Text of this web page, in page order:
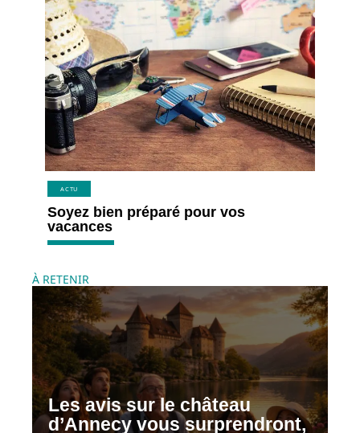
ACTU
Soyez bien préparé pour vos
vacances
À RETENIR
Les avis sur le château
d’Annecy vous surprendront,